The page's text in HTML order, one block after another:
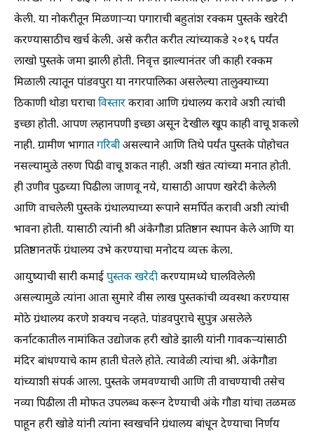
केली. या नोकरीतून मिळणाऱ्या पगाराची बहुतांश रक्कम पुस्तके खरेदी
करण्यासाठीच खर्च केली. असे करीत करीत त्यांच्याकडे २०१६ पर्यंत
लाखो पुस्तके जमा झाली होती. निवृत्त झाल्यानंतर जी काही रक्कम
मिळाली त्यातून पांडवपुरा या नगरपालिका असलेल्या तालुक्याच्या
ठिकाणी थोडा घराचाविस्तारकरावा आणि ग्रंथालय करावे अशी त्यांची
इच्छा होती. आपण लहानपणी इच्छा असून देखील खूप काही वाचू शकलो
नाही. ग्रामीण भागातगरिबीअसल्याने आणि तिथे पर्यंत पुस्तके पोहोचत
नसल्यामुळे तरुण पिढी वाचू शकत नाही. अशी खंत त्यांच्या मनात होती.
ही उणीव पुढच्या पिढीला जाणवू नये, यासाठी आपण खरेदी केलेली
आणि वाचलेली पुस्तके ग्रंथालयाच्या रूपाने समर्पित करावी अशी त्यांची
भावना होती. यासाठी त्यांनी श्री अंकेगौडा प्रतिष्ठान स्थापन केले आणि या
प्रतिष्ठानतर्फे ग्रंथालय उभे करण्याचा मनोदय व्यक्त केला.
आयुष्याची सारी कमाईपुस्तक खरेदीकरण्यामध्ये घालविलेली
असल्यामुळे त्यांना आता सुमारे वीस लाख पुस्तकांची व्यवस्था करण्यास
मोठे ग्रंथालय करणे शक्यच नव्हते. पांडवपुराचे सुपुत्र असलेले
कर्नाटकातील नामांकित उद्योजक हरी खोडे झाली यांनी गावकऱ्यांसाठी
मंदिर बांधण्याचे काम हाती घेतले होते. त्यावेळी त्यांचा श्री. अंकेगौडा
यांच्याशी संपर्क आला. पुस्तके जमवण्याची आणि ती वाचण्याची तसेच
नव्या पिढीला ती मोफत उपलब्ध करून देण्याची अंके गौडा यांचा तळमळ
पाहून हरी खोडे यांनी त्यांना स्वखर्चाने ग्रंथालय बांधून देण्याचा निर्णय